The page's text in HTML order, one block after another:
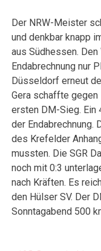
Der NRW-Meister
und denkbar knapp
aus Südhessen.
Endabrechnung nur
Düsseldorf erneut
Gera schaffte
ersten DM-Sieg. Ein
der Endabrechnung.
des Krefelder
mussten. Die SGR
noch mit 0:3
nach Kräften. Es
den Hülser SV. Der
Sonntagabend 500